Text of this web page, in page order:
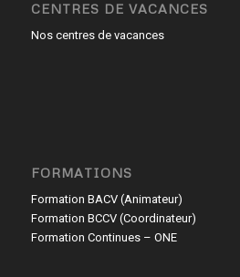
CENTRES DE VACANCES
Nos centres de vacances
FORMATIONS
Formation BACV (Animateur)
Formation BCCV (Coordinateur)
Formation Continues – ONE